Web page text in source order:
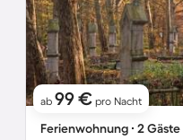
ab 99 € pro Nacht
Ferienwohnung ∙ 2 Gäste